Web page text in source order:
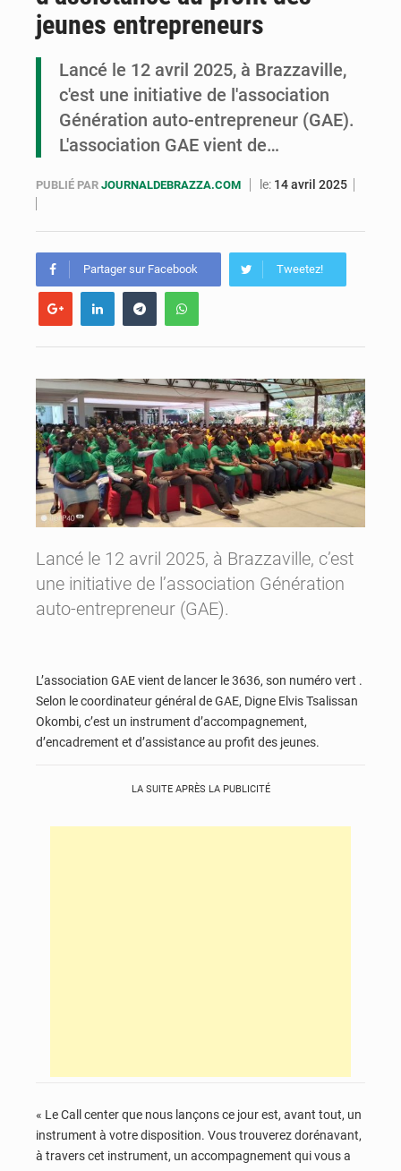
Congo : l’UDSN célèbre 393 nouveaux diplômés et mise sur l’excellence académique
jeunes entrepreneurs
Lancé le 12 avril 2025, à Brazzaville,
c'est une initiative de l'association
Génération auto-entrepreneur (GAE).
L'association GAE vient de…
PUBLIÉ PAR JOURNALDEBRAZZA.COM le: 14 avril 2025
Partager sur Facebook Tweetez!
Lancé le 12 avril 2025, à Brazzaville, c’est
une initiative de l’association Génération
auto-entrepreneur (GAE).
L’association GAE vient de lancer le 3636, son numéro vert .
Selon le coordinateur général de GAE, Digne Elvis Tsalissan
Okombi, c’est un instrument d’accompagnement,
d’encadrement et d’assistance au profit des jeunes.
LA SUITE APRÈS LA PUBLICITÉ
« Le Call center que nous lançons ce jour est, avant tout, un
instrument à votre disposition. Vous trouverez dorénavant,
à travers cet instrument, un accompagnement qui vous a